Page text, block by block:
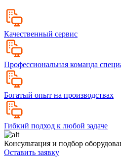
Качественный сервис
Профессиональная команда
Богатый опыт на производствах
Гибкий подход к любой задаче
Консультация и подбор
Оставить заявку